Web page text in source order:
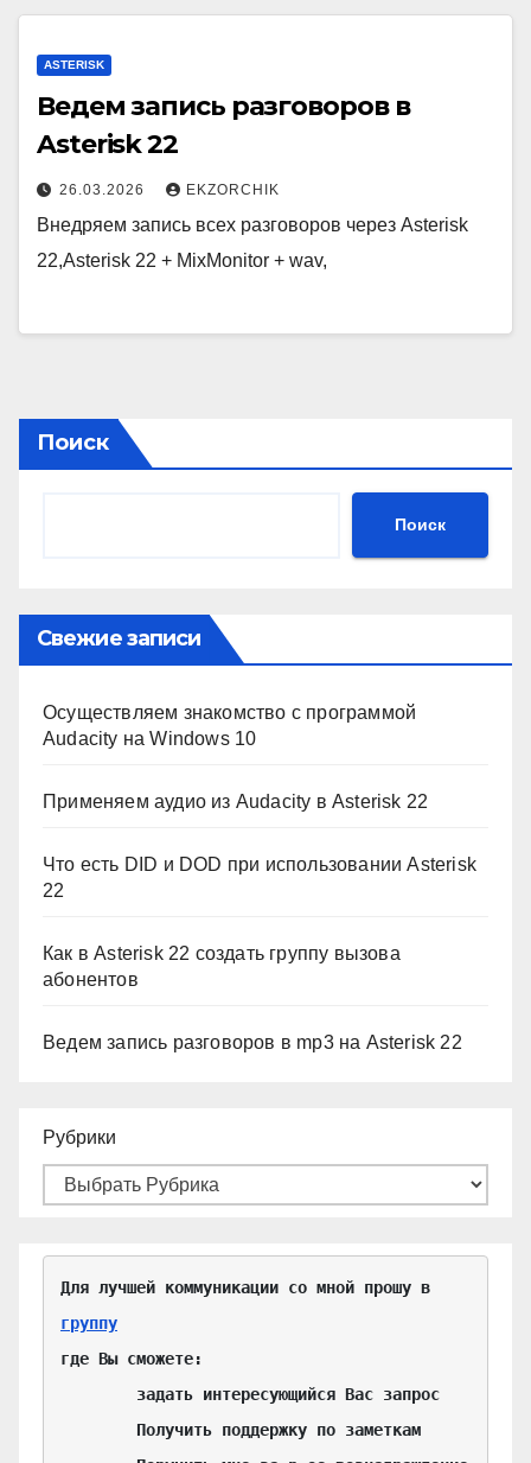
ASTERISK
Ведем запись разговоров в
Asterisk 22
26.03.2026 EKZORCHIK
Внедряем запись всех разговоров через Asterisk
22,Asterisk 22 + MixMonitor + wav,
Поиск
Поиск
Свежие записи
Осуществляем знакомство с программой
Audacity на Windows 10
Применяем аудио из Audacity в Asterisk 22
Что есть DID и DOD при использовании Asterisk
22
Как в Asterisk 22 создать группу вызова
абонентов
Ведем запись разговоров в mp3 на Asterisk 22
Рубрики
группу
где Вы сможете: